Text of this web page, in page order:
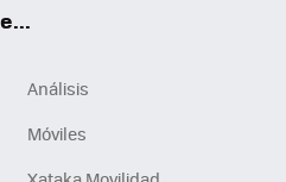
Análisis
Móviles